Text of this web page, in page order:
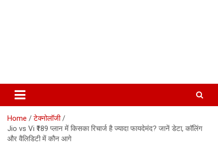
Home
टेक्नोलॉजी
Jio vs Vi ₹189 प्लान में किसका रिचार्ज है ज्यादा फायदेमंद? जानें डेटा, कॉलिंग
और वैलिडिटी में कौन आगे